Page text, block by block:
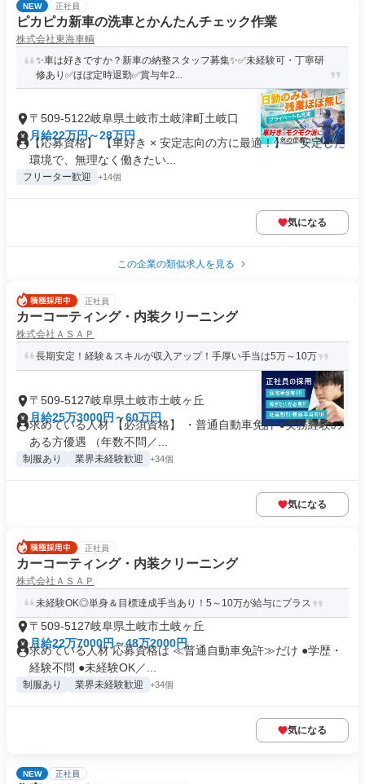
NEW 正社員
ピカピカ新車の洗車とかんたんチェック作業
株式会社東海車輌
✨車は好きですか？新車の納整スタッフ募集✨✅未経験可・丁寧研
修あり✅ほぼ定時退勤✅賞与年2...
〒509-5122岐阜県土岐市土岐津町土岐口
月給22万円～28万円
【応募資格】 【車好き × 安定志向の方に最適！】 「安定した
環境で、無理なく働きたい...
フリーター歓迎 +14個
気になる
この企業の類似求人を見る
正社員
カーコーティング・内装クリーニング
株式会社ＡＳＡＰ
長期安定！経験＆スキルが収入アップ！手厚い手当は5万～10万
〒509-5127岐阜県土岐市土岐ヶ丘
月給25万3000円～60万円
求めている人材 【必須資格】 ・普通自動車免許 ●実務経験の
ある方優遇 （年数不問／...
制服あり 業界未経験歓迎 +34個
気になる
正社員
カーコーティング・内装クリーニング
株式会社ＡＳＡＰ
未経験OK◎単身＆目標達成手当あり！5～10万が給与にプラス
〒509-5127岐阜県土岐市土岐ヶ丘
月給22万7000円～48万2000円
求めている人材 応募資格は ≪普通自動車免許≫だけ ●学歴・
経験不問 ●未経験OK／...
制服あり 業界未経験歓迎 +34個
気になる
NEW 正社員